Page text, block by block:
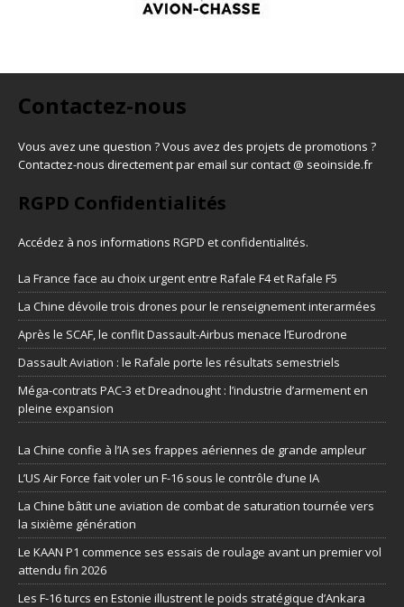
Contactez-nous
Vous avez une question ? Vous avez des projets de promotions ?
Contactez-nous directement par email sur contact @ seoinside.fr
RGPD Confidentialités
Accédez à nos informations RGPD et confidentialités.
La France face au choix urgent entre Rafale F4 et Rafale F5
La Chine dévoile trois drones pour le renseignement interarmées
Après le SCAF, le conflit Dassault-Airbus menace l’Eurodrone
Dassault Aviation : le Rafale porte les résultats semestriels
Méga-contrats PAC-3 et Dreadnought : l’industrie d’armement en
pleine expansion
La Chine confie à l’IA ses frappes aériennes de grande ampleur
L’US Air Force fait voler un F-16 sous le contrôle d’une IA
La Chine bâtit une aviation de combat de saturation tournée vers
la sixième génération
Le KAAN P1 commence ses essais de roulage avant un premier vol
attendu fin 2026
Les F-16 turcs en Estonie illustrent le poids stratégique d’Ankara